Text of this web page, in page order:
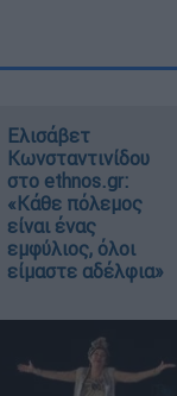
Ελισάβετ
Κωνσταντινίδου
στο ethnos.gr:
«Κάθε πόλεμος
είναι ένας
εμφύλιος, όλοι
είμαστε αδέλφια»